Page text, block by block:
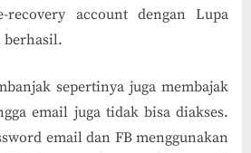
recovery account dengan Lupa
berhasil.
sepertinya juga membajak
email juga tidak bisa diakses.
email dan FB menggunakan